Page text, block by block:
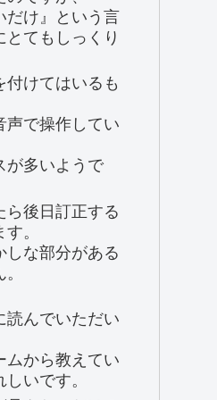
だけ』という言
てもしっくり
けてはいるも
声で操作してい
が多いようで
後日訂正する
。
な部分がある
読んでいただい
ムから教えてい
いです。